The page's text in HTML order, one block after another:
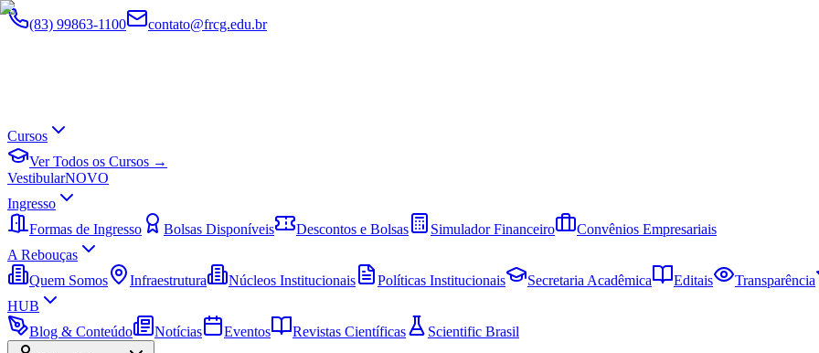
(83) 99863-1100 contato@frcg.edu.br
Cursos
Ver Todos os Cursos →
VestibularNOVO
Ingresso
Formas de Ingresso
Bolsas Disponíveis Descontos e Bolsas Simulador Financeiro
Convênios Empresariais
A Rebouças
Quem Somos
Infraestrutura Núcleos Institucionais Políticas Institucionais Secretaria Acadêmica Editais
Transparência
HUB
Blog & Conteúdo
Notícias Eventos Revistas Científicas Scientific Brasil